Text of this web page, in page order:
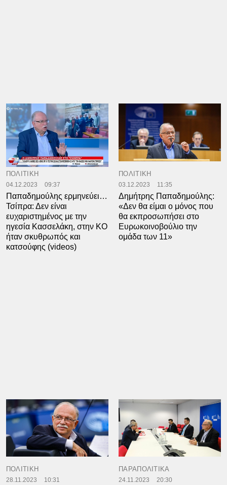
ΠΟΛΙΤΙΚΗ
04.12.2023 09:37
Παπαδημούλης ερμηνεύει…
Τσίπρα: Δεν είναι
ευχαριστημένος με την
ηγεσία Κασσελάκη, στην ΚΟ
ήταν σκυθρωπός και
κατσούφης (videos)
ΠΟΛΙΤΙΚΗ
03.12.2023 11:35
Δημήτρης Παπαδημούλης:
«Δεν θα είμαι ο μόνος που
θα εκπροσωπήσει στο
Ευρωκοινοβούλιο την
ομάδα των 11»
ΠΟΛΙΤΙΚΗ
28.11.2023 10:31
ΠΑΡΑΠΟΛΙΤΙΚΑ
24.11.2023 20:30